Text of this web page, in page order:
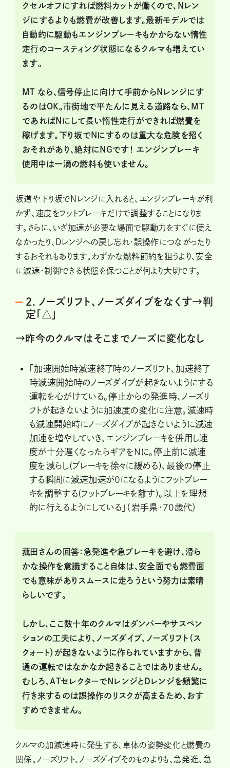
クセルオフにすれば燃料カットが働くので、Nレン
ジにするよりも燃費が改善します。最新モデルでは
自動的に駆動もエンジンブレーキもかからない惰性
走行のコースティング状態になるクルマも増えてい
ます。
MT なら、信号停止に向けて手前からNレンジにす
るのはOK。市街地で平たんに見える道路なら、MT
であればNにして長い惰性走行ができれば燃費を
稼げます。下り坂でNにするのは重大な危険を招く
おそれがあり、絶対にNGです！ エンジンブレーキ
使用中は一滴の燃料も使いません。
坂道や下り坂でNレンジに入れると、エンジンブレーキが利
かず、速度をフットブレーキだけで調整することになりま
す。さらに、いざ加速が必要な場面で駆動力をすぐに使え
なかったり、Dレンジへの戻し忘れ・誤操作につながったり
するおそれもあります。わずかな燃料節約を狙うより、安全
に減速・制御できる状態を保つことが何より大切です。
２．ノーズリフト、ノーズダイブをなくす→判
定「△」
→昨今のクルマはそこまでノーズに変化なし
「加速開始時減速終了時のノーズリフト、加速終了
時減速開始時のノーズダイブが起きないようにする
運転を心がけている。停止からの発進時、ノーズリ
フトが起きないように加速度の変化に注意。減速時
も減速開始時にノーズダイブが起きないように減速
加速を増やしていき、エンジンブレーキを併用し速
度が十分遅くなったらギアをNに。停止前に減速
度を減らし(ブレーキを徐々に緩める)、最後の停止
する瞬間に減速加速が0になるようにフットブレー
キを調整する(フットブレーキを離す)。以上を理想
的に行えるようにしている」（岩手県・70歳代）
菰田さんの回答：急発進や急ブレーキを避け、滑ら
かな操作を意識すること自体は、安全面でも燃費面
でも意味がありスムースに走ろうという努力は素晴
らしいです。
しかし、ここ数十年のクルマはダンパーやサスペン
ションの工夫により、ノーズダイブ、ノーズリフト（ス
クォート）が起きないように作られていますから、普
通の運転ではなかなか起きることではありません。
むしろ、ATセレクターでNレンジとDレンジを頻繁に
行き来するのは誤操作のリスクが高まるため、おす
すめできません。
クルマの加減速時に発生する、車体の姿勢変化と燃費の
関係。ノーズリフト、ノーズダイブそのものよりも、急発進、急